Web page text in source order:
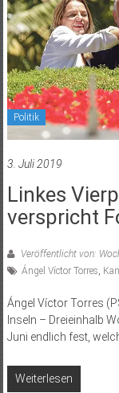
Politik
3. Juli 2019
Linkes
verspricht
Veröffentlicht von:
Ángel Víctor Torres,
Ángel Víctor Torres
Inseln – Dreieinhalb
Juni endlich fest,
Weiterlesen